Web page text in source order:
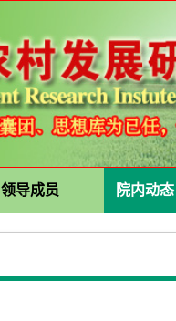
领导成员 院内动态